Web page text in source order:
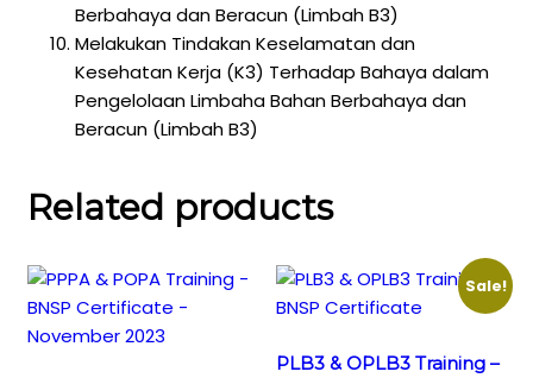
Berbahaya dan Beracun (Limbah B3)
Melakukan Tindakan Keselamatan dan
Kesehatan Kerja (K3) Terhadap Bahaya dalam
Pengelolaan Limbaha Bahan Berbahaya dan
Beracun (Limbah B3)
Related products
Sale!
PLB3 & OPLB3 Training –